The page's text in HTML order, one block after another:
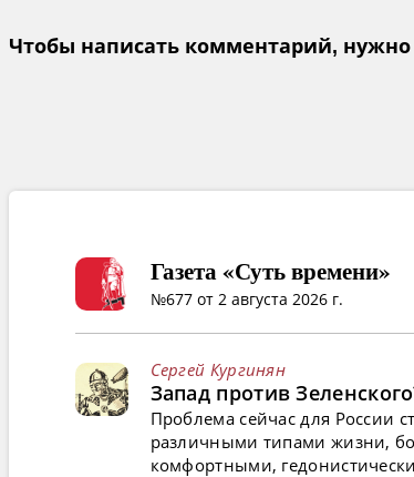
Чтобы написать комментарий, нужно
Газета «Суть времени»
№677 от 2 августа 2026 г.
Сергей Кургинян
Запад против
Проблема сейчас для России
различными типами жизни,
комфортными,